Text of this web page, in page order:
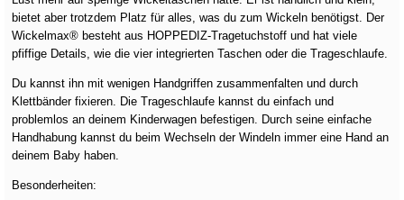
bietet aber trotzdem Platz für alles, was du zum Wickeln benötigst. Der
Wickelmax® besteht aus HOPPEDIZ-Tragetuchstoff und hat viele
pfiffige Details, wie die vier integrierten Taschen oder die Trageschlaufe.
Du kannst ihn mit wenigen Handgriffen zusammenfalten und durch
Klettbänder fixieren. Die Trageschlaufe kannst du einfach und
problemlos an deinem Kinderwagen befestigen. Durch seine einfache
Handhabung kannst du beim Wechseln der Windeln immer eine Hand an
deinem Baby haben.
Besonderheiten: